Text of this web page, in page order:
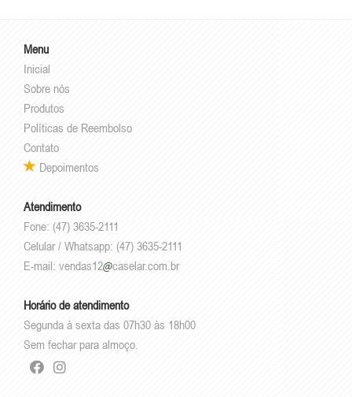
Menu
Inicial
Sobre nós
Produtos
Políticas de Reembolso
Contato
Depoimentos
Atendimento
Fone: (47) 3635-2111
Celular / Whatsapp: (47) 3635-2111
E-mail: vendas12 caselar.com.br
Horário de atendimento
Segunda à sexta das 07h30 às 18h00
Sem fechar para almoço.